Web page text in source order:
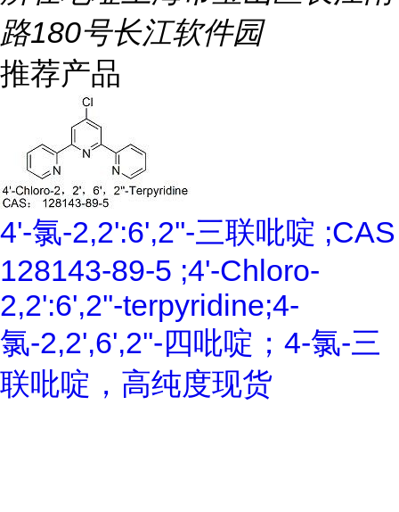
路180号长江软件园
推荐产品
4'-氯-2,2':6',2''-三联吡啶 ;CAS
128143-89-5 ;4'-Chloro-
2,2':6',2''-terpyridine;4-
氯-2,2',6',2''-四吡啶；4-氯-三
联吡啶，高纯度现货